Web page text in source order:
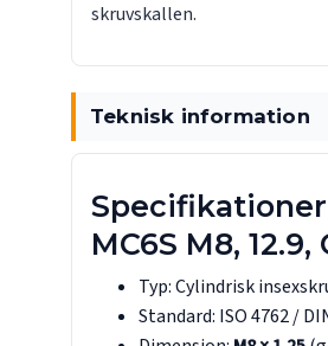
skruvskallen.
Teknisk information
Specifikationer
MC6S M8, 12.9,
Typ: Cylindrisk
Standard: ISO 4762 /